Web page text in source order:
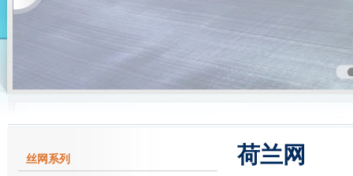
丝网系列 荷兰网